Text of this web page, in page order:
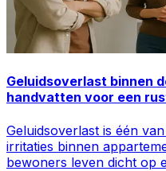
Geluidsoverlast binnen
handvatten voor een
Geluidsoverlast is één
irritaties binnen
bewoners leven dicht op